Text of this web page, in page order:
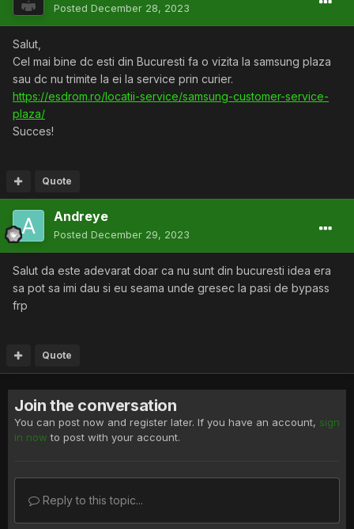
Posted December 28, 2023
Salut,
Cel mai bine dc esti din Bucuresti fa o vizita la samsung plaza
sau dc nu trimite la ei la service prin curier.
https://esdrom.ro/locatii-service/samsung-customer-service-
plaza/
Succes!
Quote
Andreye
Posted December 29, 2023
Salut da este adevarat doar ca nu sunt din bucuresti idea era
sa pot sa imi dau si eu seama unde gresec la pasi de bypass
frp
Quote
Join the conversation
You can post now and register later. If you have an account, sign
in now to post with your account.
Reply to this topic...